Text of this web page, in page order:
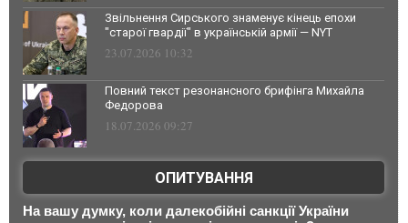
Звільнення Сирського знаменує кінець епохи
"старої гвардії" в українській армії — NYT
23.07.2026 10:32
Повний текст резонансного брифінга Михайла
Федорова
18.07.2026 09:27
ОПИТУВАННЯ
На вашу думку, коли далекобійні санкції України